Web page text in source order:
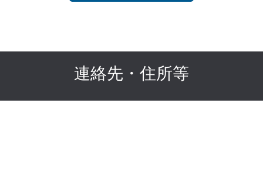
連絡先・住所等